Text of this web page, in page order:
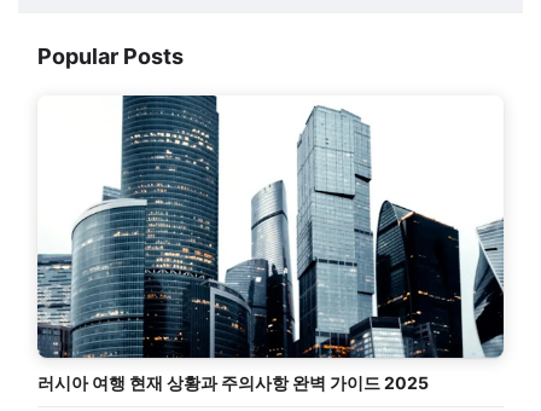
Popular Posts
러시아 여행 현재 상황과 주의사항 완벽 가이드 2025